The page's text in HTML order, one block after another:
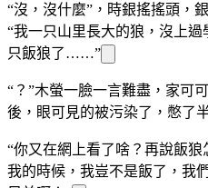
“沒，沒什麼”，時銀搖搖頭，
“我一只山里長大的狼，沒上
只飯狼了……”
“？”木螢一臉一言難盡， 家可可
後， 眼可見的被污染了，憋了
“你又在網上看了啥？再說飯狼
我的時候，我豈不是飯了，我